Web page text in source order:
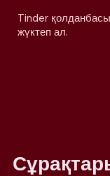
Tinder
жүктеп ал.